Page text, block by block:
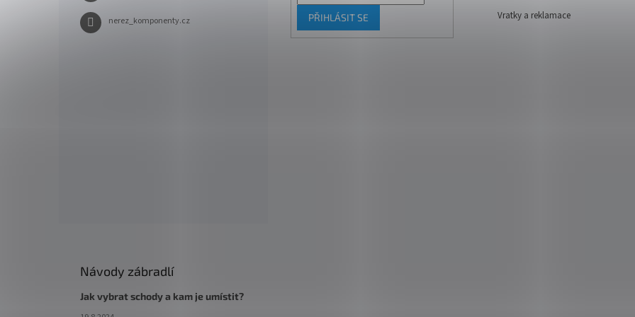
nerez_komponenty.cz PŘIHLÁSIT SE
Vratky a reklamace
Návody zábradlí
Jak vybrat schody a kam je umístit?